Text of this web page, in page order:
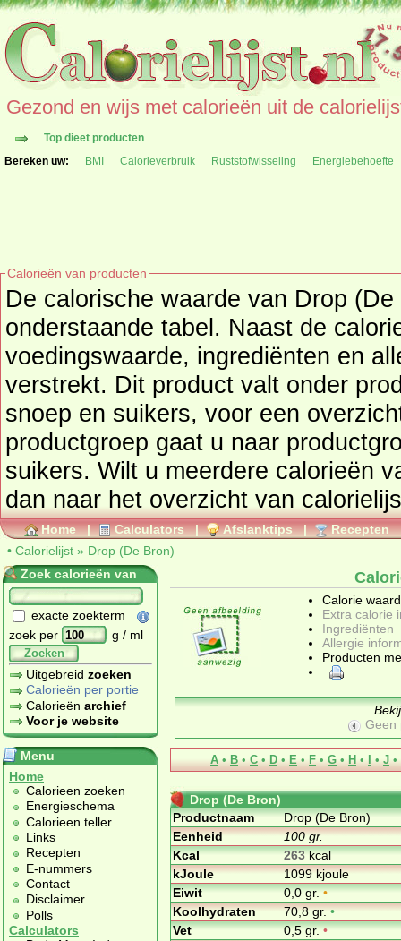
Gezond en wijs met calorieën uit de
Top dieet producten
Bereken uw:
BMI Calorieverbruik Ruststofwisseling Energiebehoefte
Calorieën van producten
De calorische waarde van Drop
onderstaande tabel. Naast de calorieën wordt
voedingswaarde, ingrediënten en
verstrekt. Dit product valt onder
snoep en suikers, voor een overzicht van producten uit deze
productgroep gaat u naar
suikers. Wilt u meerdere calorieën
dan naar het overzicht van
Home | Calculators | Afslanktips | Recepten
• Calorielijst » Drop (De Bron)
Zoek calorieën van
exacte zoekterm
zoek per
g / ml
Zoeken
Uitgebreid zoeken
Calorieën per portie
Calorieën archief
Voor je website
Menu
Home
Calorieen zoeken
Energieschema
Calorieen teller
Links
Recepten
E-nummers
Contact
Disclaimer
Polls
Calculators
Calorie
Extra calorie
Ingrediënten
Allergie
Producten
Geen
A • B • C • D • E • F • G • H • I • J •
Drop (De Bron)
Productnaam
Drop (De Bron)
Eenheid
100 gr.
Kcal
263kcal
kJoule
1099 kjoule
Eiwit
0,0 gr.•
Koolhydraten
70,8 gr.•
Vet
0,5 gr.•